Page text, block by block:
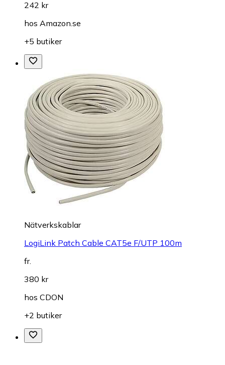
242 kr
hos Amazon.se
+5 butiker
Nätverkskablar
LogiLink Patch Cable CAT5e F/UTP 100m
fr.
380 kr
hos CDON
+2 butiker